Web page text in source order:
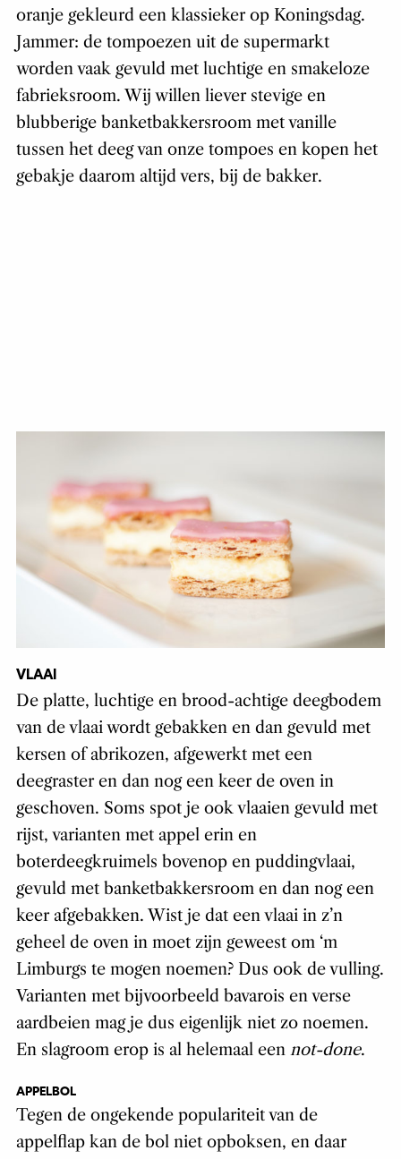
oranje gekleurd een klassieker op Koningsdag.
Jammer: de tompoezen uit de supermarkt
worden vaak gevuld met luchtige en smakeloze
fabrieksroom. Wij willen liever stevige en
blubberige banketbakkersroom met vanille
tussen het deeg van onze tompoes en kopen het
gebakje daarom altijd vers, bij de bakker.
VLAAI
De platte, luchtige en brood-achtige deegbodem
van de vlaai wordt gebakken en dan gevuld met
kersen of abrikozen, afgewerkt met een
deegraster en dan nog een keer de oven in
geschoven. Soms spot je ook vlaaien gevuld met
rijst, varianten met appel erin en
boterdeegkruimels bovenop en puddingvlaai,
gevuld met banketbakkersroom en dan nog een
keer afgebakken. Wist je dat een vlaai in z’n
geheel de oven in moet zijn geweest om ‘m
Limburgs te mogen noemen? Dus ook de vulling.
Varianten met bijvoorbeeld bavarois en verse
aardbeien mag je dus eigenlijk niet zo noemen.
En slagroom erop is al helemaal een not-done.
APPELBOL
Tegen de ongekende populariteit van de
appelflap kan de bol niet opboksen, en daar